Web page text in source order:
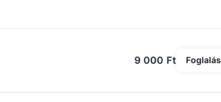
9 000 Ft Foglalás